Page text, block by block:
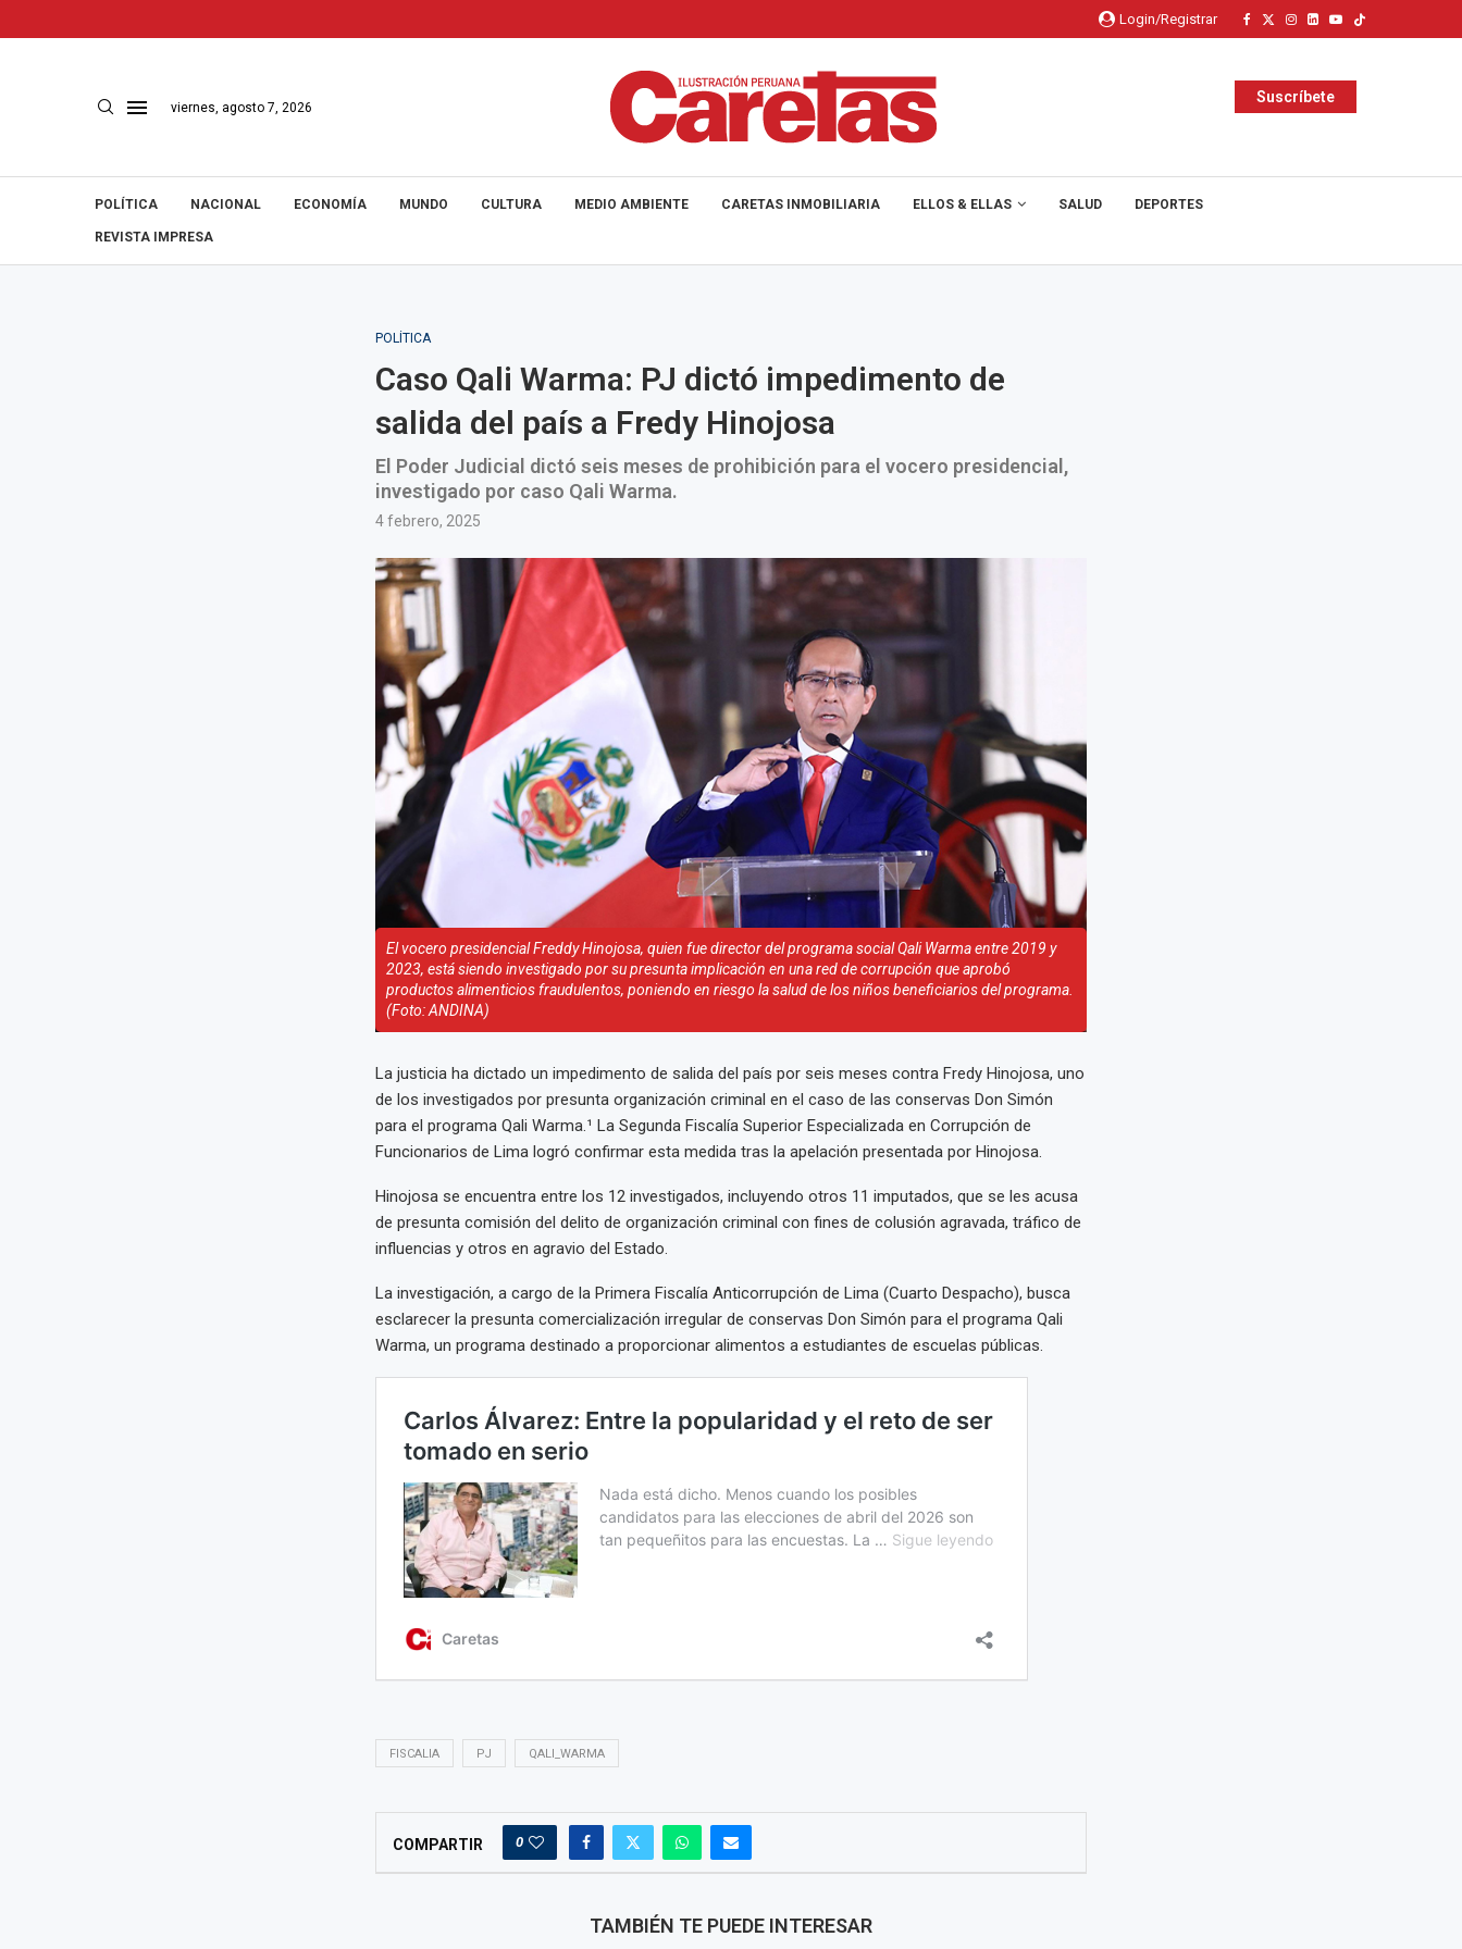
Login/Registrar
viernes, agosto 7, 2026
Suscríbete
POLÍTICA NACIONAL ECONOMÍA MUNDO CULTURA MEDIO AMBIENTE CARETAS INMOBILIARIA ELLOS & ELLAS SALUD DEPORTES
REVISTA IMPRESA
POLÍTICA
Caso Qali Warma: PJ dictó impedimento de
salida del país a Fredy Hinojosa
El Poder Judicial dictó seis meses de prohibición para el vocero presidencial,
investigado por caso Qali Warma.
4 febrero, 2025
El vocero presidencial Freddy Hinojosa, quien fue director del programa social Qali Warma entre 2019 y
2023, está siendo investigado por su presunta implicación en una red de corrupción que aprobó
productos alimenticios fraudulentos, poniendo en riesgo la salud de los niños beneficiarios del programa.
(Foto: ANDINA)
La justicia ha dictado un impedimento de salida del país por seis meses contra Fredy Hinojosa, uno
de los investigados por presunta organización criminal en el caso de las conservas Don Simón
para el programa Qali Warma.¹ La Segunda Fiscalía Superior Especializada en Corrupción de
Funcionarios de Lima logró confirmar esta medida tras la apelación presentada por Hinojosa.
Hinojosa se encuentra entre los 12 investigados, incluyendo otros 11 imputados, que se les acusa
de presunta comisión del delito de organización criminal con fines de colusión agravada, tráfico de
influencias y otros en agravio del Estado.
La investigación, a cargo de la Primera Fiscalía Anticorrupción de Lima (Cuarto Despacho), busca
esclarecer la presunta comercialización irregular de conservas Don Simón para el programa Qali
Warma, un programa destinado a proporcionar alimentos a estudiantes de escuelas públicas.
FISCALIA PJ QALI_WARMA
COMPARTIR 0
TAMBIÉN TE PUEDE INTERESAR